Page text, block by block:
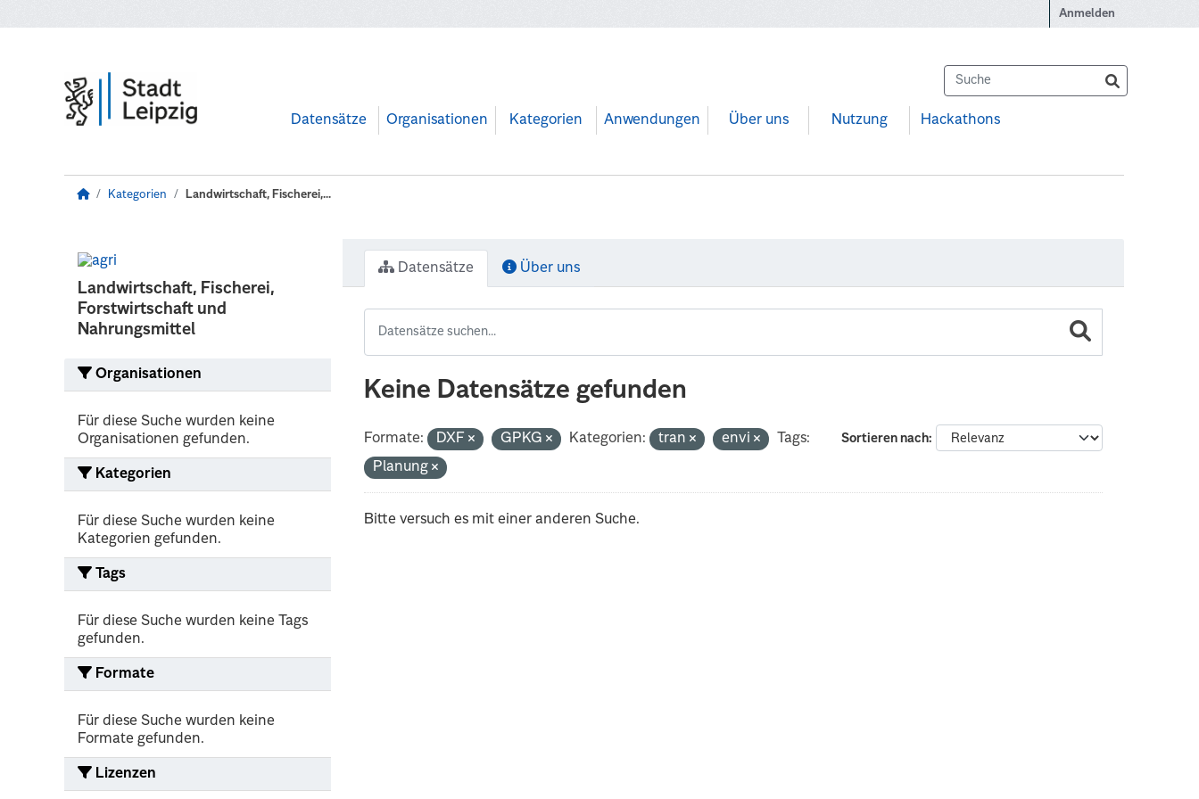
Anmelden
Datensätze Organisationen Kategorien Anwendungen Über uns Nutzung Hackathons
Kategorien Landwirtschaft, Fischerei,...
Landwirtschaft, Fischerei,
Forstwirtschaft und
Nahrungsmittel
Organisationen
Für diese Suche wurden keine
Organisationen gefunden.
Kategorien
Für diese Suche wurden keine
Kategorien gefunden.
Tags
Für diese Suche wurden keine Tags
gefunden.
Formate
Für diese Suche wurden keine
Formate gefunden.
Lizenzen
Datensätze Über uns
Keine Datensätze gefunden
Sortieren nach
Formate: DXF GPKG Kategorien: tran envi
Tags:
Planung
Bitte versuch es mit einer anderen Suche.